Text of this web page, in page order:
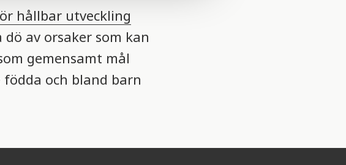
hållbar utveckling
av orsaker som kan
gemensamt mål
och bland barn